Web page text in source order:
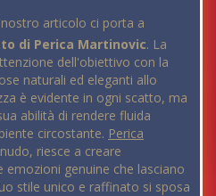
articolo ci porta a
di Perica Martinovic. La
dell'obiettivo con la
naturali ed eleganti allo
è evidente in ogni scatto, ma
abilità di rendere fluida
circostante. Perica
riesce a creare
genuine che lasciano
stile unico e raffinato si sposa